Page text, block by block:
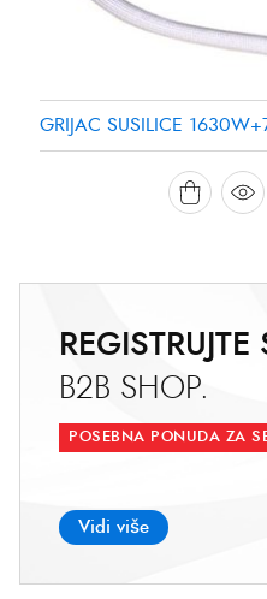
GRIJAC SUSILICE
REGISTRUJTE
B2B SHOP.
POSEBNA PONUDA ZA
Vidi više